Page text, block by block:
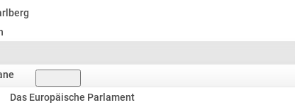
Das Europäische Parlament